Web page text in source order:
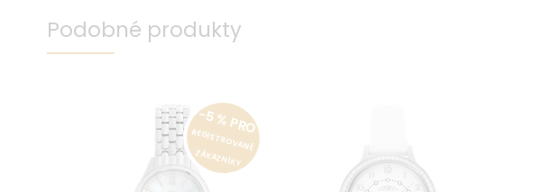
Podobné produkty
-5 % PRO
REGISTROVANÉ
ZÁKAZNÍKY